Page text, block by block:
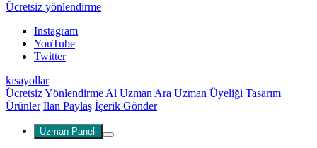
Ücretsiz yönlendirme
Instagram
YouTube
Twitter
kısayollar
Ücretsiz Yönlendirme Al Uzman Ara Uzman Üyeliği Tasarım
Ürünler İlan Paylaş İçerik Gönder
Uzman Paneli